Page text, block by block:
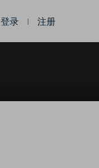
登录 注册